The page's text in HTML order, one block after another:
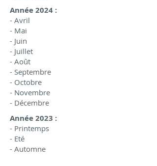
Année 2024 :
- Avril
- Mai
- Juin
- Juillet
- Août
- Septembre
- Octobre
- Novembre
- Décembre
Année 2023 :
- Printemps
- Eté
- Automne